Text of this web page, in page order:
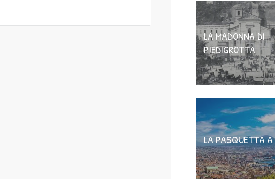
LA MADONNA DI
PIEDIGROTTA
LA PASQUETTA